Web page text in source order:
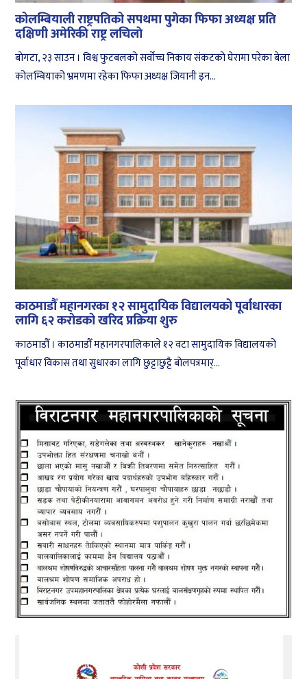
कोलम्बियाली राष्ट्रपतिको सपथमा पुगेका फिफा अध्यक्ष प्रति
दक्षिणी अमेरिकी राष्ट्र लचिलाे
बाेगटा, २३ साउन । विश्व फुटबलको सर्वोच्च निकाय संकटको घेरामा परेका बेला
कोलम्बियाको भ्रमणमा रहेका फिफा अध्यक्ष जियानी इन...
काठमाडौँ महानगरका १२ सामुदायिक विद्यालयको पूर्वाधारका
लागि ६२ करोडको खरिद प्रक्रिया शुरु
काठमाडौँ । काठमाडौँ महानगरपालिकाले १२ वटा सामुदायिक विद्यालयको
पूर्वाधार विकास तथा सुधारका लागि छुट्टाछुट्टै बोलपत्रमार्...